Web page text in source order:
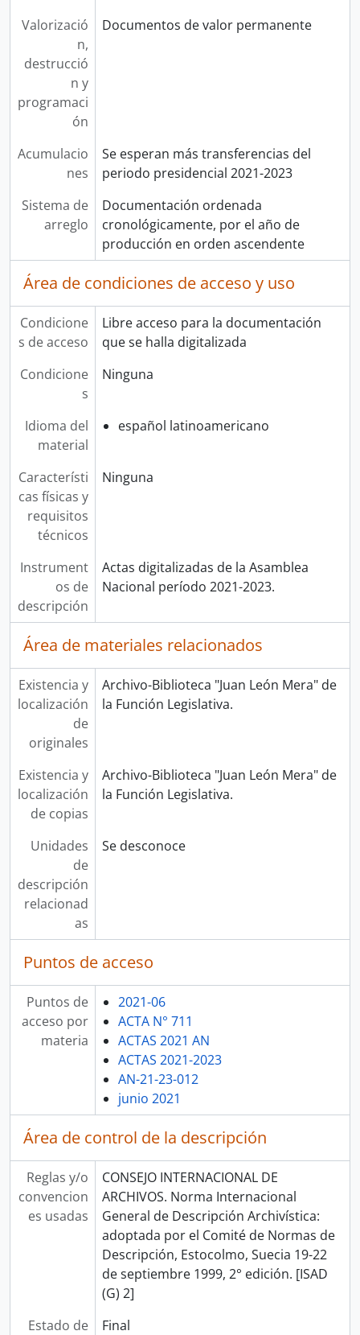
Valorizació
n,
destrucció
n y
programaci
ón
Documentos de valor permanente
Acumulacio
nes
Se esperan más transferencias del
periodo presidencial 2021-2023
Sistema de
arreglo
Documentación ordenada
cronológicamente, por el año de
producción en orden ascendente
Área de condiciones de acceso y uso
Condicione
s de acceso
Libre acceso para la documentación
que se halla digitalizada
Condicione
s
Ninguna
Idioma del
material
español latinoamericano
Característi
cas físicas y
requisitos
técnicos
Ninguna
Instrument
os de
descripción
Actas digitalizadas de la Asamblea
Nacional período 2021-2023.
Área de materiales relacionados
Existencia y
localización
de
originales
Archivo-Biblioteca "Juan León Mera" de
la Función Legislativa.
Existencia y
localización
de copias
Archivo-Biblioteca "Juan León Mera" de
la Función Legislativa.
Unidades
de
descripción
relacionad
as
Se desconoce
Puntos de acceso
Puntos de
acceso por
materia
2021-06
ACTA N° 711
ACTAS 2021 AN
ACTAS 2021-2023
AN-21-23-012
junio 2021
Área de control de la descripción
Reglas y/o
convencion
es usadas
CONSEJO INTERNACIONAL DE
ARCHIVOS. Norma Internacional
General de Descripción Archivística:
adoptada por el Comité de Normas de
Descripción, Estocolmo, Suecia 19-22
de septiembre 1999, 2° edición. [ISAD
(G) 2]
Estado de
Final